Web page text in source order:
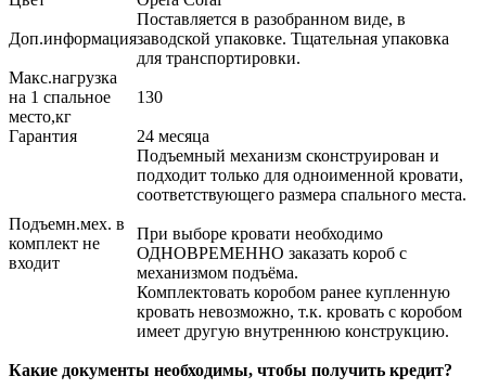
Доп.информация
Поставляется в разобранном виде, в
заводской упаковке. Тщательная упаковка
для транспортировки.
Макс.нагрузка
на 1 спальное
место,кг
130
Гарантия 24 месяца
Подъемн.мех. в
комплект не
входит
Подъемный механизм сконструирован и
подходит только для одноименной кровати,
соответствующего размера спального места.
При выборе кровати необходимо
ОДНОВРЕМЕННО заказать короб с
механизмом подъёма.
Комплектовать коробом ранее купленную
кровать невозможно, т.к. кровать с коробом
имеет другую внутреннюю конструкцию.
Какие документы необходимы, чтобы получить кредит?